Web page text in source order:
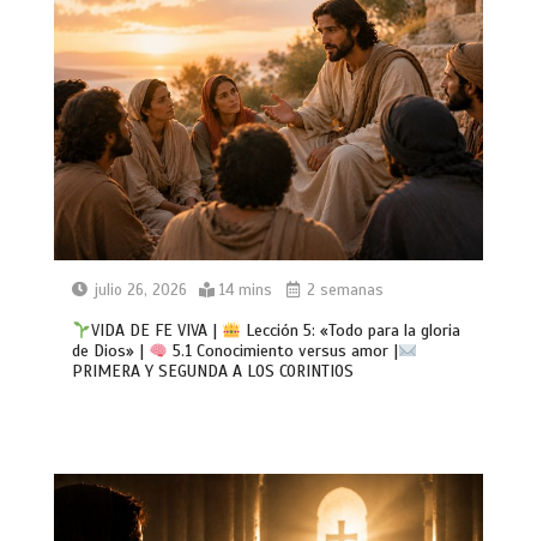
julio 26, 2026 14 mins 2 semanas
VIDA DE FE VIVA |
Lección 5: «Todo para la gloria
de Dios» |
5.1 Conocimiento versus amor |
PRIMERA Y SEGUNDA A LOS CORINTIOS